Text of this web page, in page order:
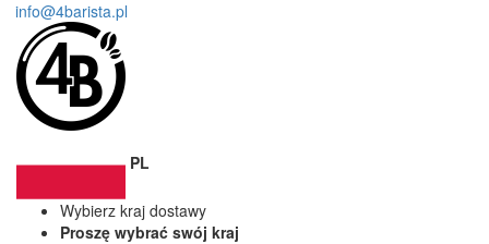
info@4barista.pl
PL
Wybierz kraj dostawy
Proszę wybrać swój kraj